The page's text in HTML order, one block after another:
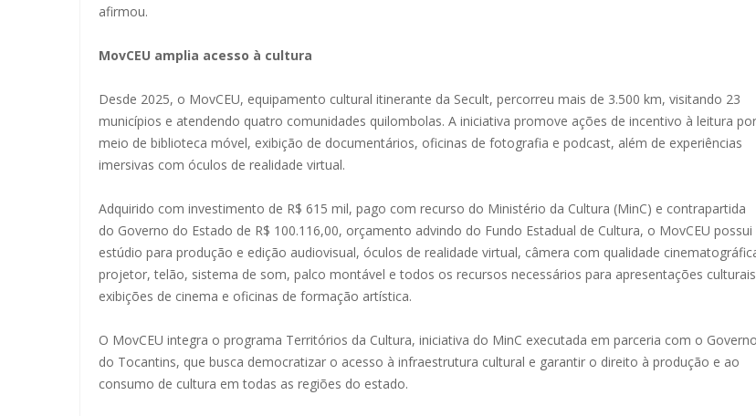
afirmou.
MovCEU amplia acesso à cultura
Desde 2025, o MovCEU, equipamento cultural itinerante da Secult, percorreu mais de 3.500 km, visitando 23
municípios e atendendo quatro comunidades quilombolas. A iniciativa promove ações de incentivo à leitura por
meio de biblioteca móvel, exibição de documentários, oficinas de fotografia e podcast, além de experiências
imersivas com óculos de realidade virtual.
Adquirido com investimento de R$ 615 mil, pago com recurso do Ministério da Cultura (MinC) e contrapartida
do Governo do Estado de R$ 100.116,00, orçamento advindo do Fundo Estadual de Cultura, o MovCEU possui
estúdio para produção e edição audiovisual, óculos de realidade virtual, câmera com qualidade
projetor, telão, sistema de som, palco montável e todos os recursos necessários para apresentações
exibições de cinema e oficinas de formação artística.
O MovCEU integra o programa Territórios da Cultura, iniciativa do MinC executada em parceria com o Governo
do Tocantins, que busca democratizar o acesso à infraestrutura cultural e garantir o direito à produção e ao
consumo de cultura em todas as regiões do estado.